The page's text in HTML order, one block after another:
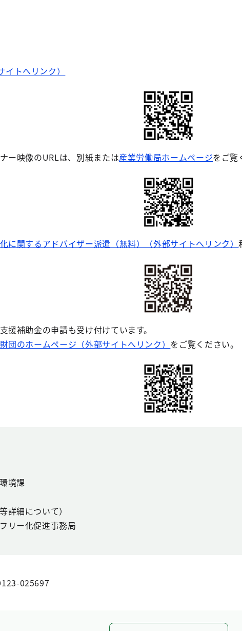
トへリンク）
ー映像のURLは、別紙または産業労働局ホームページをご覧
に関するアドバイザー派遣（無料）（外部サイトへリンク）
援補助金の申請も受け付けています。
団のホームページ（外部サイトへリンク） をご覧ください。
境課
詳細について）
リー化促進事務局
025697